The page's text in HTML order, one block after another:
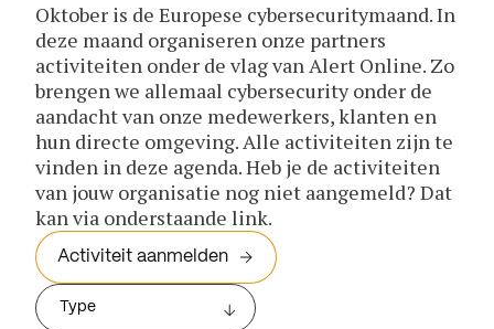
Oktober is de Europese cybersecuritymaand. In
deze maand organiseren onze partners
activiteiten onder de vlag van Alert Online. Zo
brengen we allemaal cybersecurity onder de
aandacht van onze medewerkers, klanten en
hun directe omgeving. Alle activiteiten zijn te
vinden in deze agenda. Heb je de activiteiten
van jouw organisatie nog niet aangemeld? Dat
kan via onderstaande link.
Activiteit aanmelden
Type